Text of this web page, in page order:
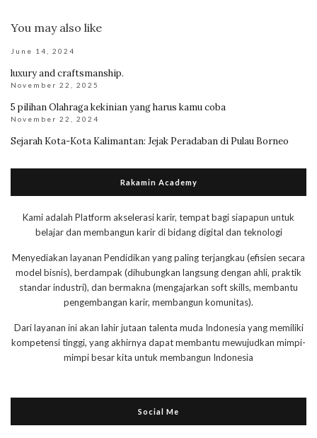
You may also like
June 14, 2024
luxury and craftsmanship.
November 22, 2025
5 pilihan Olahraga kekinian yang harus kamu coba
November 22, 2024
Sejarah Kota-Kota Kalimantan: Jejak Peradaban di Pulau Borneo
Rakamin Academy
Kami adalah Platform akselerasi karir, tempat bagi siapapun untuk
belajar dan membangun karir di bidang digital dan teknologi
Menyediakan layanan Pendidikan yang paling terjangkau (efisien secara
model bisnis), berdampak (dihubungkan langsung dengan ahli, praktik
standar industri), dan bermakna (mengajarkan soft skills, membantu
pengembangan karir, membangun komunitas).
Dari layanan ini akan lahir jutaan talenta muda Indonesia yang memiliki
kompetensi tinggi, yang akhirnya dapat membantu mewujudkan mimpi-
mimpi besar kita untuk membangun Indonesia
Social Me